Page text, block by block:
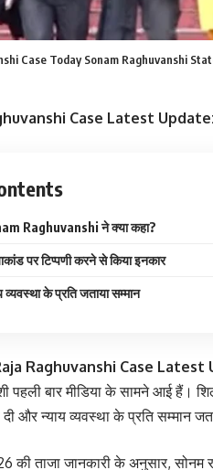
Case Today Sonam Raghuvanshi
Case Latest Update:
Raghuvanshi ने क्या कहा?
पर टिप्पणी करने से किया इनकार
व्यवस्था के प्रति जताया सम्मान
Raghuvanshi Case Latest
पहली बार मीडिया के सामने आई हैं।
दी और न्याय व्यवस्था के प्रति सम्मान
की ताजा जानकारी के अनुसार, सोनम